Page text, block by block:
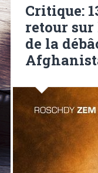
Critique:
retour sur
de la